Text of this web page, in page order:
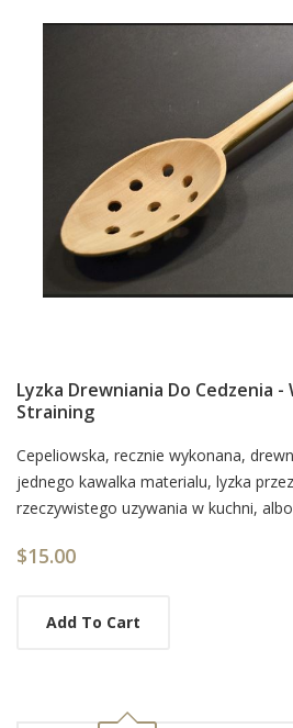
Lyzka Drewniania Do Cedzenia
Straining
Card
List
Article
Cepeliowska, recznie wykonana,
jednego kawalka materialu, lyzka
rzeczywistego uzywania w kuchni,
$15.00
Add To Cart